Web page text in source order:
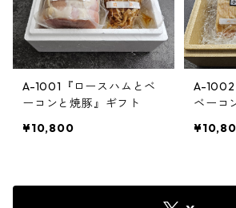
A-1001『ロースハムとベ
ーコンと焼豚』ギフト
¥10,800
A-1002
ベーコ